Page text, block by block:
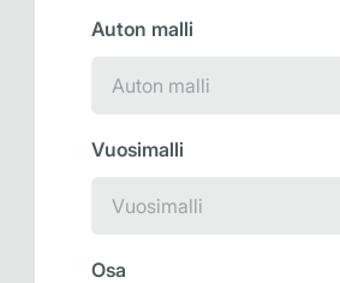
Auton malli
Vuosimalli
Osa